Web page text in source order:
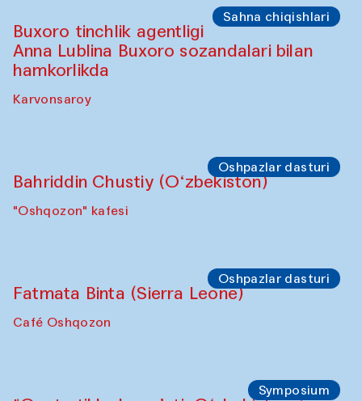
Sahna chiqishlari
Buxoro tinchlik agentligi
Anna Lublina Buxoro sozandalari bilan
hamkorlikda
Karvonsaroy
Oshpazlar dasturi
Bahriddin Chustiy (O‘zbekiston)
"Oshqozon" kafesi
Oshpazlar dasturi
Fatmata Binta (Sierra Leone)
Café Oshqozon
Symposium